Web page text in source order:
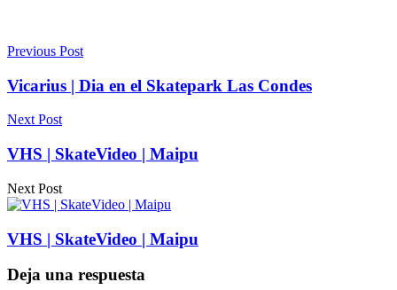
Previous Post
Vicarius | Dia en el Skatepark Las Condes
Next Post
VHS | SkateVideo | Maipu
Next Post
VHS | SkateVideo | Maipu
Deja una respuesta